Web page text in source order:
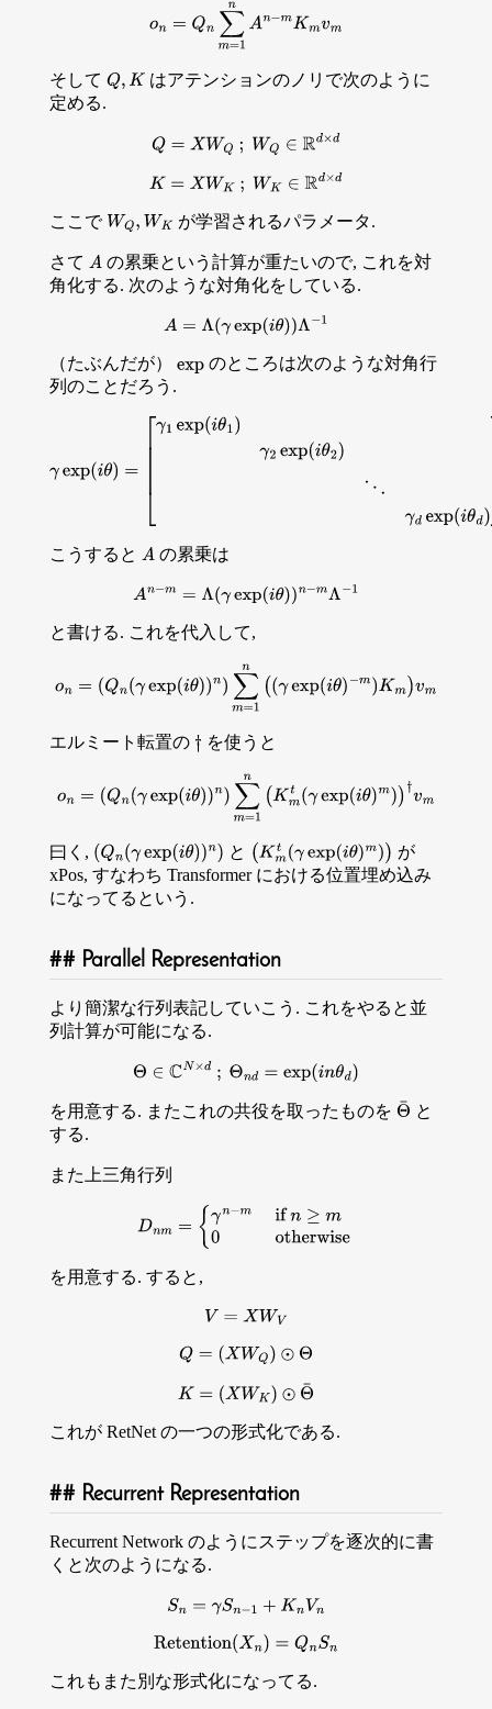
m=1n
そして Q,K
はアテンションのノリで次のように
定める.
Q= XWQ WQ∈R d×d
K= XWK ; WK∈ R d×d
ここで WQ, WK が学習されるパラメータ.
さて A の累乗という計算が重たいので, これを対
角化する. 次のような対角化をしている.
A= Λ(γexp(iθ))Λ−1
（たぶんだが） exp のところは次のような対角行
列のことだろう.
[γ1 exp(iθ1)γ
こうすると A の累乗は
An− m= Λ(γexp(iθ))n−mΛ−1
と書ける. これを代入して,
=( ( θ n) ∑ m=1n (( γ θ −m K m
エルミート転置の † を使うと
( γ θ n ) m=1n (K m γ θ m † v m
曰く, (Qn(γexp(iθ))n) と (Kmt(γexp(iθ)m))
が
xPos, すなわち Transformer における位置埋め込み
になってるという.
Parallel Representation
より簡潔な行列表記していこう. これをやると並
列計算が可能になる.
Θ∈CN× d ; Θnd=exp(inθd)
を用意する. またこれの共役を取ったものを Θ¯と
する.
また上三角行列
Dn −mifn 0otherwise
を用意する. すると,
V=XWV
Q= (XWQ) ⊙Θ
K= XWK)⊙ Θ¯
これが RetNet の一つの形式化である.
Recurrent Representation
Recurrent Network のようにステップを逐次的に書
くと次のようになる.
S n= γSn−1 +K nVn
Retention(Xn) =Q nSn
これもまた別な形式化になってる.